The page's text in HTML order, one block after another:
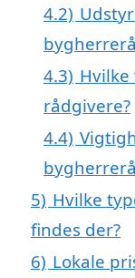
4.2)
4.3)
rådgivere?
4.4)
5) Hvilke
findes der?
6) Lokale